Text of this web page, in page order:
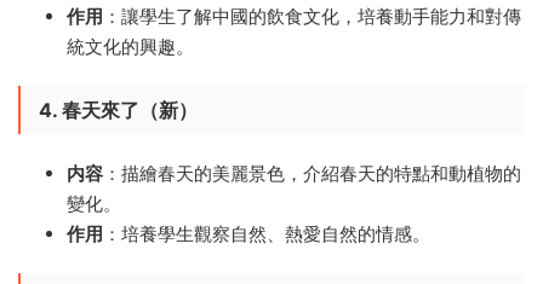
作用 ：讓學生了解中國的飲食文化，培養動手能力和對傳
統文化的興趣。
4. 春天來了（新）
内容 ：描繪春天的美麗景色，介紹春天的特點和動植物的
變化。
作用 ：培養學生觀察自然、熱愛自然的情感。